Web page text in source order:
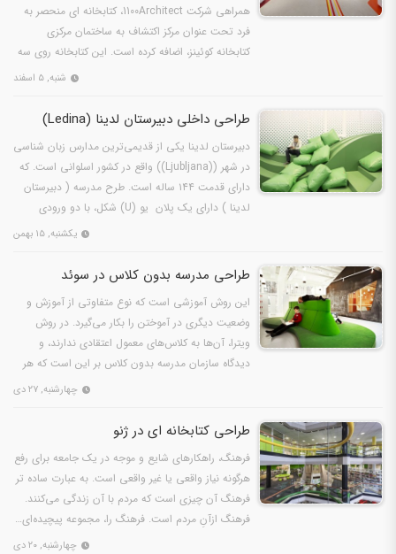
همراهی شرکت 1100Architect، کتابخانه ای منحصر به
فرد تحت عنوان مرکز اکتشاف به ساختمان مرکزی
کتابخانه کوئینز، اضافه کرده است. این کتابخانه روی سه
شنبه, ۵ اسفند
طراحی داخلی دبیرستان لدینا (Ledina)
دبیرستان لدینا یکی از قدیمی‌ترین مدارس زبان شناسی
در شهر ((Ljubljana)) واقع در کشور اسلوانی است. که
دارای قدمت ۱۴۴ ساله است. طرح مدرسه ( دبیرستان
لدینا ) دارای یک پلان یو (U) شکل، با دو ورودی
یکشنبه, ۱۵ بهمن
طراحی مدرسه بدون کلاس در سوئد
این روش آموزشی است که نوع متفاوتی از آموزش و
وضعیت دیگری در آموختن را بکار می‌گیرد. در روش
ویترا، آن‌ها به کلاس‌های معمول اعتقادی ندارند، و
دیدگاه سازمان مدرسه بدون کلاس بر این است که هر
چهارشنبه, ۲۷ دی
طراحی کتابخانه ای در ژنو
فرهنگ، راهکارهای شایع و موجه در یک جامعه برای رفع
هرگونه نیاز واقعی یا غیر واقعی است. به عبارت ساده تر
فرهنگ آن چیزی است که مردم با آن زندگی می‌کنند.
فرهنگ ازآنِ مردم است. فرهنگ را، مجموعه پیچیده‌ای…
چهارشنبه, ۲۰ دی